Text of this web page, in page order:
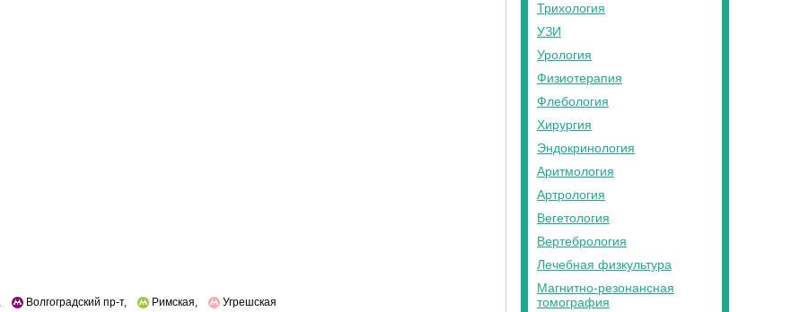
Волгоградский пр-т, Римская, Угрешская
Трихология
УЗИ
Урология
Физиотерапия
Флебология
Хирургия
Эндокринология
Аритмология
Артрология
Вегетология
Вертебрология
Лечебная физкультура
Магнитно-резонансная
томография